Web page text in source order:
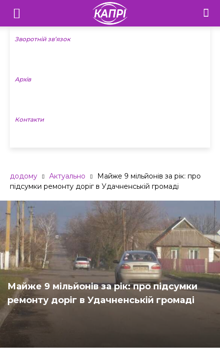
Телебачення
«Капрі»
Новини
Зворотній зв’язок
Архів
Контакти
додому Актуально
Майже 9 мільйонів за рік: про
підсумки ремонту доріг в Удачненській громаді
Майже 9 мільйонів за рік: про підсумки
ремонту доріг в Удачненській громаді